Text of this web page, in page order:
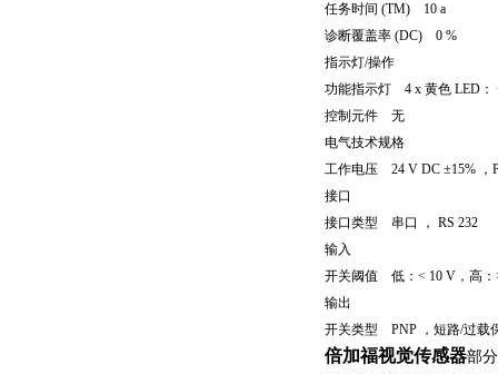
任务时间 (TM) 10 a
诊断覆盖率 (DC) 0 %
指示灯/操作
功能指示灯 4 x 黄色 LED：
控制元件 无
电气技术规格
工作电压 24 V DC ±15% ，
接口
接口类型 串口 ， RS 232
输入
开关阈值 低：< 10 V，高：
输出
开关类型 PNP ，短路/过载
倍加福视觉传感器部